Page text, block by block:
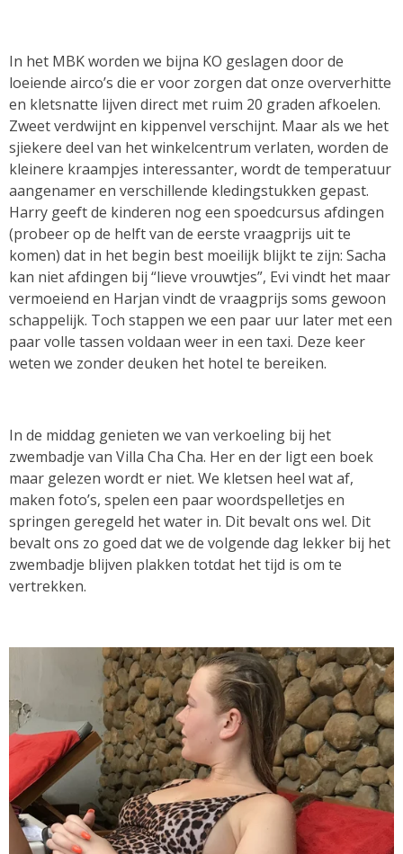
In het MBK worden we bijna KO geslagen door de
loeiende airco’s die er voor zorgen dat onze oververhitte
en kletsnatte lijven direct met ruim 20 graden afkoelen.
Zweet verdwijnt en kippenvel verschijnt. Maar als we het
sjiekere deel van het winkelcentrum verlaten, worden de
kleinere kraampjes interessanter, wordt de temperatuur
aangenamer en verschillende kledingstukken gepast.
Harry geeft de kinderen nog een spoedcursus afdingen
(probeer op de helft van de eerste vraagprijs uit te
komen) dat in het begin best moeilijk blijkt te zijn: Sacha
kan niet afdingen bij “lieve vrouwtjes”, Evi vindt het maar
vermoeiend en Harjan vindt de vraagprijs soms gewoon
schappelijk. Toch stappen we een paar uur later met een
paar volle tassen voldaan weer in een taxi. Deze keer
weten we zonder deuken het hotel te bereiken.
In de middag genieten we van verkoeling bij het
zwembadje van Villa Cha Cha. Her en der ligt een boek
maar gelezen wordt er niet. We kletsen heel wat af,
maken foto’s, spelen een paar woordspelletjes en
springen geregeld het water in. Dit bevalt ons wel. Dit
bevalt ons zo goed dat we de volgende dag lekker bij het
zwembadje blijven plakken totdat het tijd is om te
vertrekken.